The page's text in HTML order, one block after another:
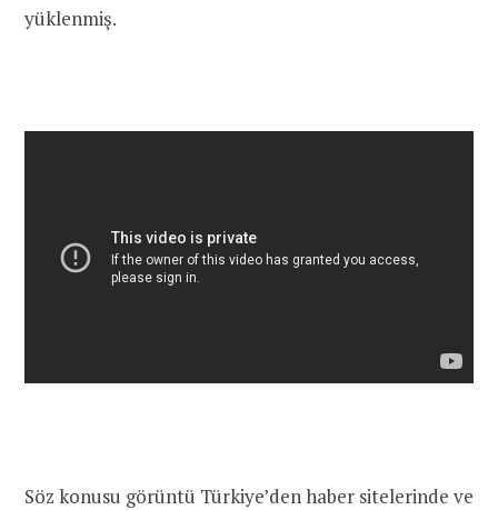
yüklenmiş.
Söz konusu görüntü Türkiye’den haber sitelerinde ve